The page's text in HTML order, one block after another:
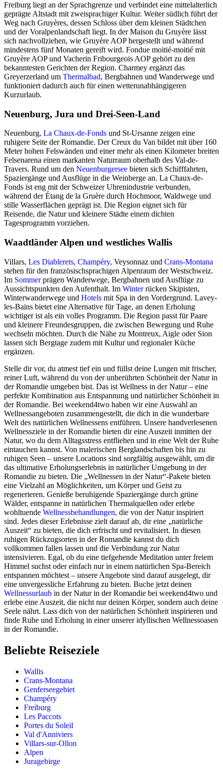
Freiburg liegt an der Sprachgrenze und verbindet eine mittelalterlich
geprägte Altstadt mit zweisprachiger Kultur. Weiter südlich führt der
Weg nach Gruyères, dessen Schloss über dem kleinen Städtchen
und der Voralpenlandschaft liegt. In der Maison du Gruyère lässt
sich nachvollziehen, wie Gruyère AOP hergestellt und während
mindestens fünf Monaten gereift wird. Fondue moitié-moitié mit
Gruyère AOP und Vacherin Fribourgeois AOP gehört zu den
bekanntesten Gerichten der Region. Charmey ergänzt das
Greyerzerland um Thermalbad, Bergbahnen und Wanderwege und
funktioniert dadurch auch für einen wetterunabhängigeren
Kurzurlaub.
Neuenburg, Jura und Drei-Seen-Land
Neuenburg, La Chaux-de-Fonds und St-Ursanne zeigen eine
ruhigere Seite der Romandie. Der Creux du Van bildet mit über 160
Meter hohen Felswänden und einer mehr als einen Kilometer breiten
Felsenarena einen markanten Naturraum oberhalb des Val-de-
Travers. Rund um den Neuenburgersee bieten sich Schifffahrten,
Spaziergänge und Ausflüge in die Weinberge an. La Chaux-de-
Fonds ist eng mit der Schweizer Uhrenindustrie verbunden,
während der Étang de la Gruère durch Hochmoor, Waldwege und
stille Wasserflächen geprägt ist. Die Region eignet sich für
Reisende, die Natur und kleinere Städte einem dichten
Tagesprogramm vorziehen.
Waadtländer Alpen und westliches Wallis
Villars, Les Diablerets, Champéry, Veysonnaz und Crans-Montana
stehen für den französischsprachigen Alpenraum der Westschweiz.
Im Sommerprägen Wanderwege, Bergbahnen und Ausflüge zu
Aussichtspunkten den Aufenthalt. Im Winterrücken Skipisten,
Winterwanderwege und Hotels mit Spa in den Vordergrund. Lavey-
les-Bains bietet eine Alternative für Tage, an denen Erholung
wichtiger ist als ein volles Programm. Die Region passt für Paare
und kleinere Freundesgruppen, die zwischen Bewegung und Ruhe
wechseln möchten. Durch die Nähe zu Montreux, Aigle oder Sion
lassen sich Bergtage zudem mit Kultur und regionaler Küche
ergänzen.
Stelle dir vor, du atmest tief ein und füllst deine Lungen mit frischer,
reiner Luft, während du von der unberührten Schönheit der Natur in
der Romandie umgeben bist. Das ist Wellness in der Natur – eine
perfekte Kombination aus Entspannung und natürlicher Schönheit in
der Romandie. Bei weekend4two haben wir eine Auswahl an
Wellnessangeboten zusammengestellt, die dich in die wunderbare
Welt des natürlichen Wellnessens entführen. Unsere handverlesenen
Wellnessziele in der Romandie bieten dir eine Auszeit inmitten der
Natur, wo du dem Alltagsstress entfliehen und in eine Welt der Ruhe
eintauchen kannst. Von malerischen Berglandschaften bis hin zu
ruhigen Seen – unsere Locations sind sorgfältig ausgewählt, um dir
das ultimative Erholungserlebnis in natürlicher Umgebung in der
Romandie zu bieten. Die „Wellnessen in der Natur“-Pakete bieten
eine Vielzahl an Möglichkeiten, um Körper und Geist zu
regenerieren. Genieße beruhigende Spaziergänge durch grüne
Wälder, entspanne in natürlichen Thermalquellen oder erlebe
wohltuende Wellnessbehandlungen, die von der Natur inspiriert
sind. Jedes dieser Erlebnisse zielt darauf ab, dir eine „natürliche
Auszeit“ zu bieten, die dich erfrischt und revitalisiert. In diesen
ruhigen Rückzugsorten in der Romandie kannst du dich
vollkommen fallen lassen und die Verbindung zur Natur
intensivieren. Egal, ob du eine tiefgehende Meditation unter freiem
Himmel suchst oder einfach nur in einem natürlichen Spa-Bereich
entspannen möchtest – unsere Angebote sind darauf ausgelegt, dir
eine unvergessliche Erfahrung zu bieten. Buche jetzt deinen
Wellnessurlaub in der Natur in der Romandie bei weekend4two und
erlebe eine Auszeit, die nicht nur deinen Körper, sondern auch deine
Seele nährt. Lass dich von der natürlichen Schönheit inspirieren und
finde Ruhe und Erholung in einer unserer idyllischen Wellnessoasen
in der Romandie.
Beliebte Reiseziele
Wallis
Crans-Montana
Genferseegebiet
Champéry
Freiburg
Les Paccots
Portes du Soleil
Val d'Anniviers
Villars-sur-Ollon
Alpen
Juragebirge